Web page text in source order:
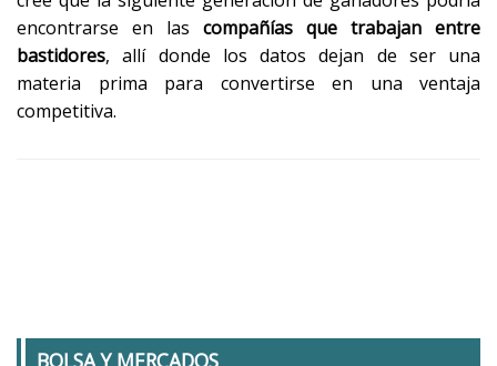
encontrarse en las compañías que trabajan entre
bastidores, allí donde los datos dejan de ser una
materia prima para convertirse en una ventaja
competitiva.
BOLSA Y MERCADOS